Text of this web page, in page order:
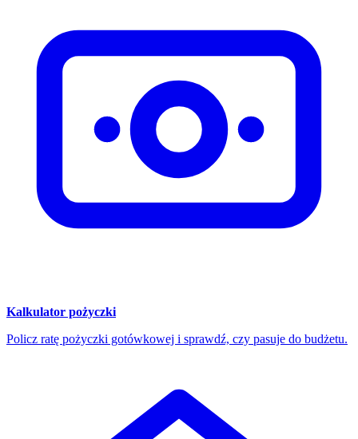
Kalkulator pożyczki
Policz ratę pożyczki gotówkowej i sprawdź, czy pasuje do budżetu.